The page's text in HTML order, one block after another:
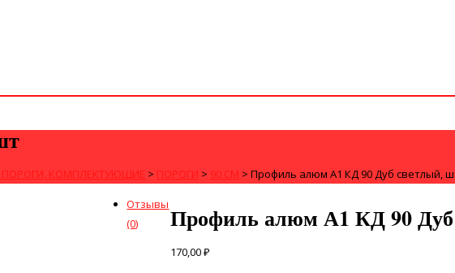
ПОРОГИ, КОМПЛЕКТУЮЩИЕ > ПОРОГИ > 90 СМ > Профиль алюм А1 КД 90 Дуб светлый,
Профиль алюм А1 КД 90
170,00₽
Отзывы
(0)